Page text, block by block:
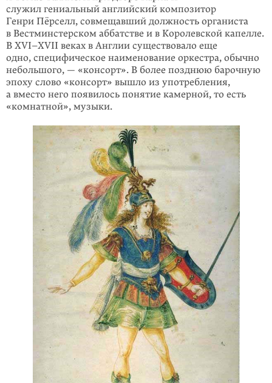
служил гениальный английский композитор
Генри Пёрселл, совмещавший должность органиста
в Вестминстерском аббатстве и в Королевской капелле.
В XVI–XVII веках в Англии существовало еще
одно, специфическое наименование оркестра, обычно
небольшого, — «консорт». В более позднюю барочную
эпоху слово «консорт» вышло из употребления,
а вместо него появилось понятие камерной, то есть
«комнатной», музыки.